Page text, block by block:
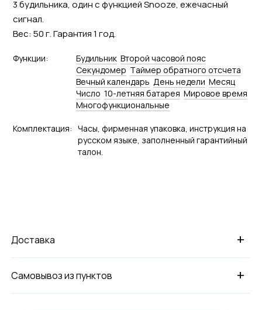
3 будильника, один с функцией Snooze, ежечасный
сигнал.
Вес: 50 г. Гарантия 1 год.
Функции: Будильник Второй часовой пояс
Секундомер Tаймер обратного отсчета
Вечный календарь День недели Месяц
Число 10-летняя батарея Мировое время
Многофункциональные
Комплектация: Часы, фирменная упаковка, инструкция на
русском языке, заполненный гарантийный
талон.
+
Доставка
+
Самовывоз из пунктов